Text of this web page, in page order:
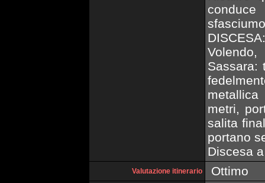
Sassara:
metri,
salita
portano
Discesa
Valutazione itinerario Ottimo